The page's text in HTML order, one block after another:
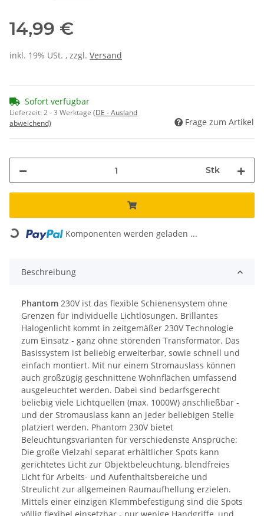
14,99 €
inkl. 19% USt. , zzgl. Versand
Sofort verfügbar
Lieferzeit:2 - 3 Werktage (DE - Ausland
abweichend)
Frage zum Artikel
Stk
Loading... Komponenten werden geladen ...
Beschreibung
Phantom 230V ist das flexible Schienensystem ohne
Grenzen für individuelle Lichtlösungen. Brillantes
Halogenlicht kommt in zeitgemäßer 230V Technologie
zum Einsatz - ganz ohne störenden Transformator. Das
Basissystem ist beliebig erweiterbar, sowie schnell und
einfach montiert. Mit nur einem Stromauslass können
auch großzügig geschnittene Wohnflächen umfassend
ausgeleuchtet werden. Dabei sind bedarfsgerecht
beliebig viele Lichtquellen (max. 1000W) anschließbar -
und der Stromauslass kann an jeder beliebigen Stelle
platziert werden. Phantom 230V bietet
Beleuchtungsvarianten für verschiedenste Ansprüche:
Die große Vielzahl separat erhältlicher Spots kann
gerichtetes Licht zur Objektbeleuchtung, blendfreies
Licht für Arbeits- und Aufenthaltsbereiche und
Streulicht zur allgemeinen Raumaufhellung erzielen.
Mittels einer einzigen Klemmbefestigung sind die Spots